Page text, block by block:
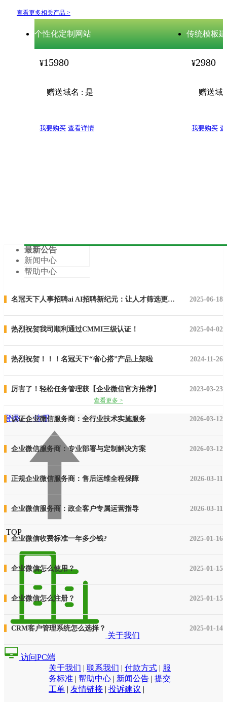
个性化定制网站
¥15980
赠送域名 : 是
我要购买 查看详情
传统模板
¥2980
赠送域
我要购买
查看更多相关产品 >
最新公告
新闻中心
帮助中心
名冠天下人事招聘ai AI招聘新纪元：让人才筛选更智能，让HR更高效！ 2025-06-18
热烈祝贺我司顺利通过CMMI三级认证！ 2025-04-02
热烈祝贺！！！名冠天下“省心搭”产品上架啦 2024-11-26
厉害了！轻松任务管理获【企业微信官方推荐】 2023-03-23
查看更多 >
认证企业微信服务商：全行业技术实施服务 2026-03-12
企业微信服务商：专业部署与定制解决方案 2026-03-12
正规企业微信服务商：售后运维全程保障 2026-03-11
企业微信服务商：政企客户专属运营指导 2026-03-11
查看更多 >
企业微信收费标准一年多少钱? 2025-01-16
企业微信怎么使用？ 2025-01-15
企业微信怎么注册？ 2025-01-15
CRM客户管理系统怎么选择？ 2025-01-14
查看更多 >
登录|注册
TOP
关于我们
访问PC端
关于我们 | 联系我们 | 付款方式 | 服
务标准 | 帮助中心 | 新闻公告 | 提交
工单 | 友情链接 | 投诉建议 |